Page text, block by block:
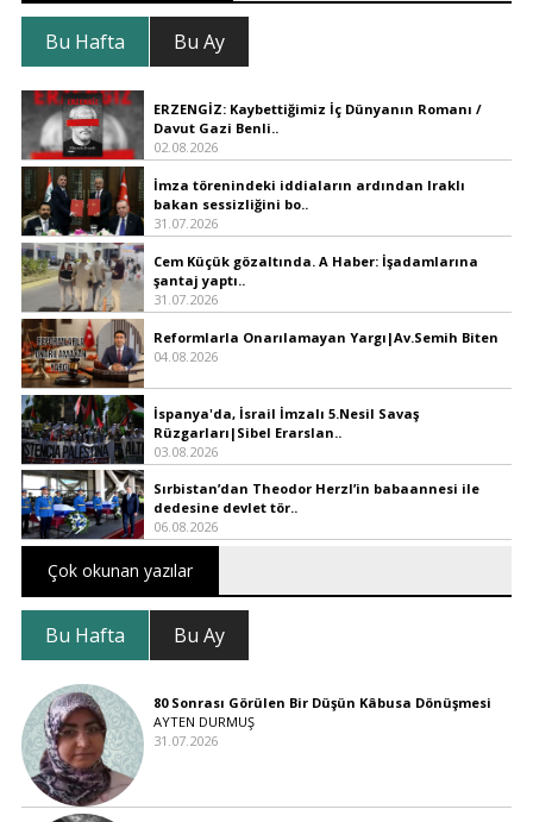
Bu Hafta Bu Ay
ERZENGİZ: Kaybettiğimiz İç Dünyanın Romanı /
Davut Gazi Benli..
02.08.2026
İmza törenindeki iddiaların ardından Iraklı
bakan sessizliğini bo..
31.07.2026
Cem Küçük gözaltında. A Haber: İşadamlarına
şantaj yaptı..
31.07.2026
Reformlarla Onarılamayan Yargı|Av.Semih Biten
04.08.2026
İspanya'da, İsrail İmzalı 5.Nesil Savaş
Rüzgarları|Sibel Erarslan..
03.08.2026
Sırbistan’dan Theodor Herzl’in babaannesi ile
dedesine devlet tör..
06.08.2026
Çok okunan yazılar
Bu Hafta Bu Ay
80 Sonrası Görülen Bir Düşün Kâbusa Dönüşmesi
AYTEN DURMUŞ
31.07.2026